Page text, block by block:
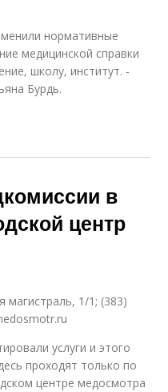
нормативные
медицинской справки
школу, институт. -
Бурдь.
в
центр
магистраль, 1/1; (383)
услуги и этого
проходят только по
центре медосмотра